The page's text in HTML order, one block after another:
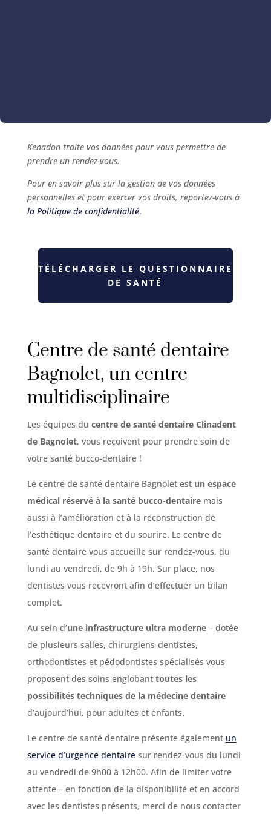
Kenadon traite vos données pour vous permettre de
prendre un rendez-vous.
Pour en savoir plus sur la gestion de vos données
personnelles et pour exercer vos droits, reportez-vous à
la Politique de confidentialité.
TÉLÉCHARGER LE QUESTIONNAIRE
DE SANTÉ
Centre de santé dentaire
Bagnolet, un centre
multidisciplinaire
Les équipes du centre de santé dentaire Clinadent
de Bagnolet, vous reçoivent pour prendre soin de
votre santé bucco-dentaire !
Le centre de santé dentaire Bagnolet estun espace
médical réservé à la santé bucco-dentairemais
aussi à l’amélioration et à la reconstruction de
l’esthétique dentaire et du sourire. Le centre de
santé dentaire vous accueille sur rendez-vous, du
lundi au vendredi, de 9h à 19h. Sur place, nos
dentistes vous recevront afin d’effectuer un bilan
complet.
Au sein d’une infrastructure ultra moderne– dotée
de plusieurs salles, chirurgiens-dentistes,
orthodontistes et pédodontistes spécialisés vous
proposent des soins englobant toutes les
possibilités techniques de la médecine dentaire
d’aujourd’hui, pour adultes et enfants.
Le centre de santé dentaire présente également un
service d’urgence dentairesur rendez-vous du lundi
au vendredi de 9h00 à 12h00. Afin de limiter votre
attente – en fonction de la disponibilité et en accord
avec les dentistes présents, merci de nous contacter